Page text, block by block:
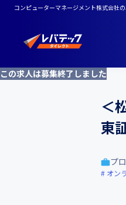
コンピューターマネージメント株式会社
この求人は募集終了しました
＜
東
プ
オン